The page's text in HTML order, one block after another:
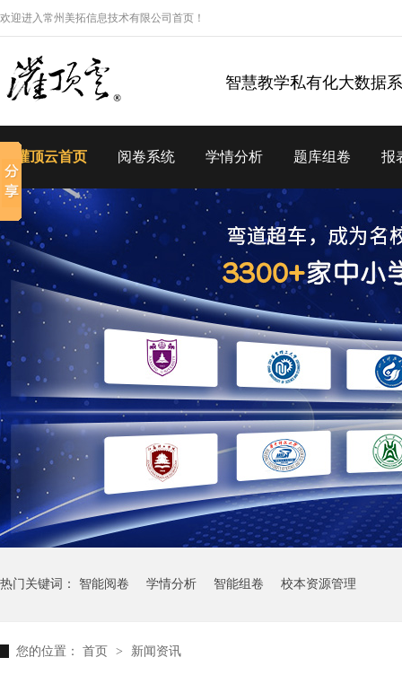
欢迎进入常州美拓信息技术有限公司首页！
智慧教学私有化大数据
灌顶云首页 阅卷系统 学情分析 题库组卷 报
热门关键词： 智能阅卷 学情分析 智能组卷 校本资源管理
您的位置： 首页 > 新闻资讯